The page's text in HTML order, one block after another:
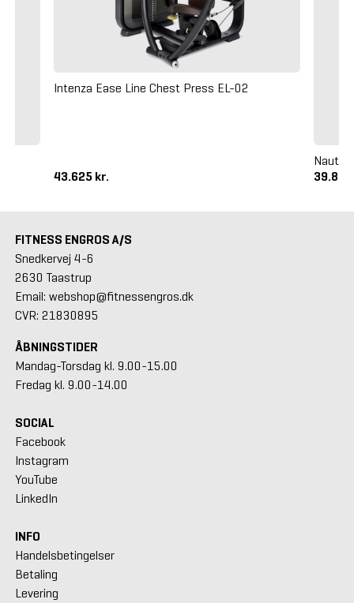
Intenza Ease Line Chest Press EL-02
43.625 kr.
FITNESS ENGROS A/S
Snedkervej 4-6
2630 Taastrup
Email: webshop@fitnessengros.dk
CVR: 21830895
ÅBNINGSTIDER
Mandag-Torsdag kl. 9.00-15.00
Fredag kl. 9.00-14.00
SOCIAL
Facebook
Instagram
YouTube
LinkedIn
INFO
Handelsbetingelser
Betaling
Levering